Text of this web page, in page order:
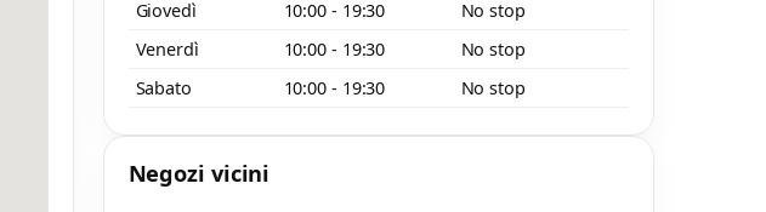
Giovedì
10:00 - 19:30
No stop
Venerdì
10:00 - 19:30
No stop
Sabato
10:00 - 19:30 No stop
Negozi vicini